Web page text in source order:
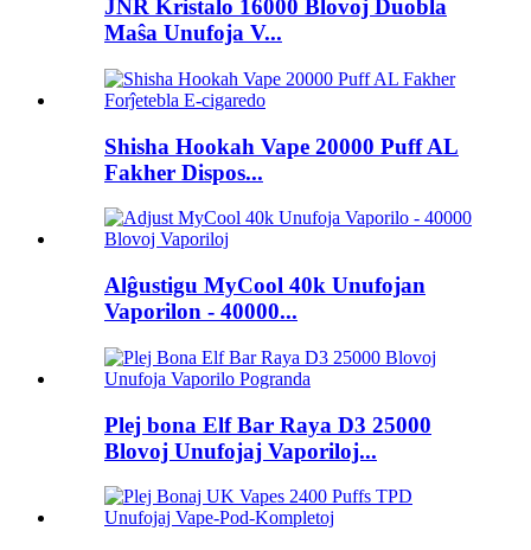
JNR Kristalo 16000 Blovoj Duobla
Maŝa Unufoja V...
Shisha Hookah Vape 20000 Puff AL
Fakher Dispos...
Alĝustigu MyCool 40k Unufojan
Vaporilon - 40000...
Plej bona Elf Bar Raya D3 25000
Blovoj Unufojaj Vaporiloj...